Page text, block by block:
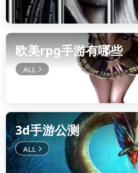
欧美rpg手游有哪些
3d手游公测